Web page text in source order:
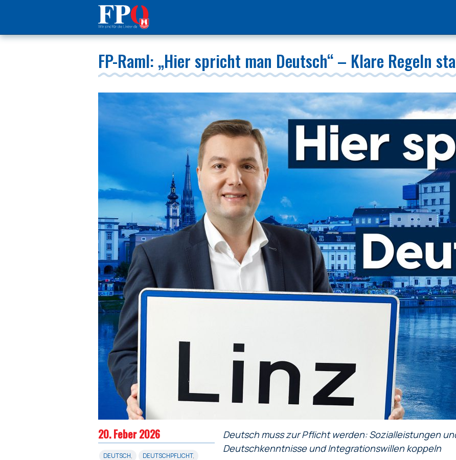
FP-Raml: „Hier spricht man Deutsch“ – Klare Regeln
20. Feber 2026
DEUTSCH, DEUTSCHPFLICHT,
Deutsch muss zur Pflicht werden: Sozialleistungen
Deutschkenntnisse und Integrationswillen koppeln